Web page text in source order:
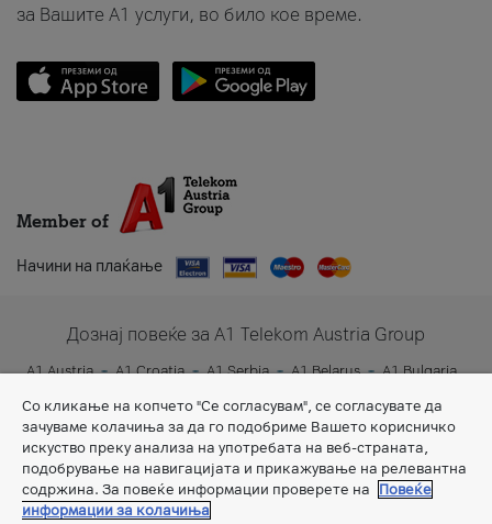
за Вашите A1 услуги, во било кое време.
Member of
Начини на плаќање
Дознај повеќе за A1 Telekom Austria Group
A1 Austria A1 Croatia A1 Serbia A1 Belarus
A1 Bulgaria
A1 Slovenia
A1 Digital
Со кликање на копчето "Се согласувам", се согласувате да
зачуваме колачиња за да го подобриме Вашето корисничко
искуство преку анализа на употребата на веб-страната,
подобрување на навигацијата и прикажување на релевантна
содржина. За повеќе информации проверете на
Повеќе
информации за колачиња